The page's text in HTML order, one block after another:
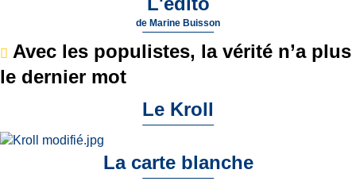
de Marine Buisson
Avec les populistes, la vérité n’a plus
le dernier mot
Le Kroll
La carte blanche